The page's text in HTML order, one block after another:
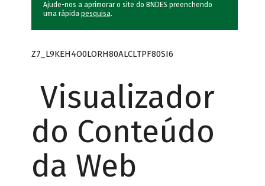
Ajude-nos a aprimorar o site do BNDES preenchendo
uma rápida pesquisa.
Z7_L9KEH4O0LORH80ALCLTPF80SI6
Visualizador
do Conteúdo
da Web